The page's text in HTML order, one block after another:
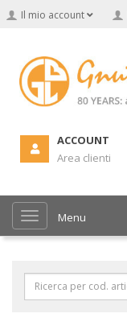
Il mio account
ACCOUNT
Area clienti
Menu